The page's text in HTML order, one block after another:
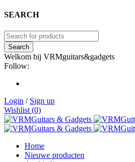
SEARCH
Welkom bij VRMguitars&gadgets
Follow:
Login / Sign up
Wishlist (0)
Home
Nieuwe producten